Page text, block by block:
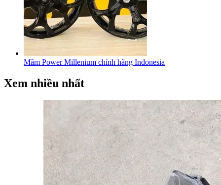
Mâm Power Millenium chính hãng Indonesia
Xem nhiều nhất